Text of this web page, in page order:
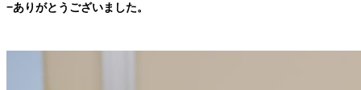
−ありがとうございました。